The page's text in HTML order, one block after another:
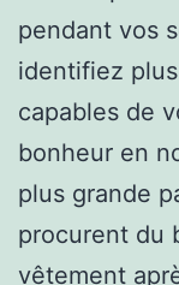
pendant vos
identifiez
capables de
bonheur en
plus grande
procurent du
vêtement